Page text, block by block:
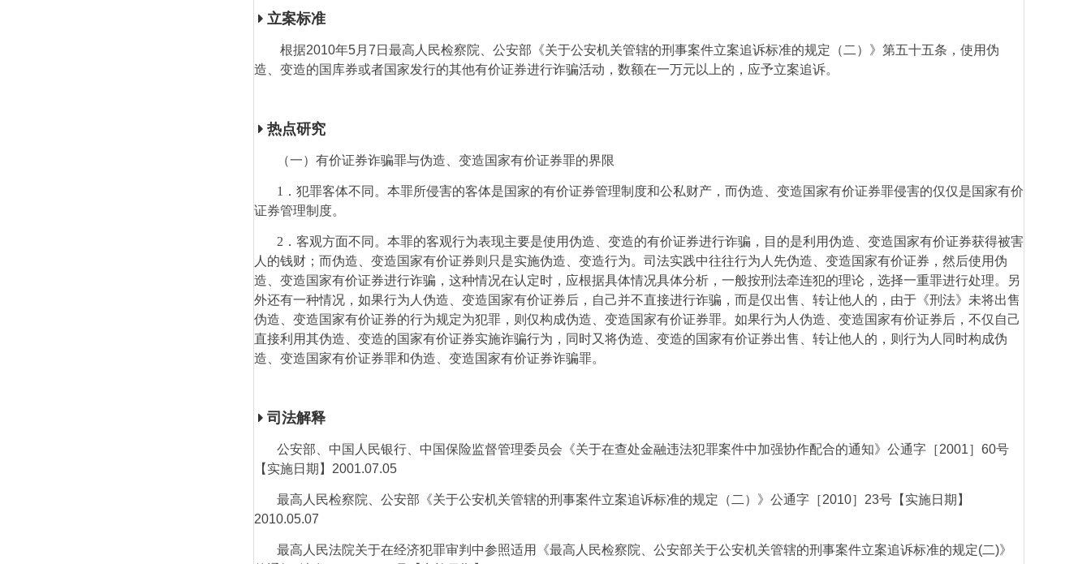
立案标准
根据2010年5月 7 日最高人民检察院、公安部《关于公安机关管辖的刑事案件立案追诉标准的规定（二）》第五十五条，使用伪
造、变造的国库券或者国家发行的其他有价证券进行诈骗活动，数额在一万元以上的，应予立案追诉。
热点研究
（一）有价证券诈骗罪与伪造、变造国家有价证券罪的界限
1 ．犯罪客体不同。本罪所侵害的客体是国家的有价证券管理制度和公私财产，而伪造、变造国家有价证券罪侵害的仅仅是国家有价
证券管理制度。
2 ．客观方面不同。本罪的客观行为表现主要是使用伪造、变造的有价证券进行诈骗，目的是利用伪造、变造国家有价证券获得被害
人的钱财；而伪造、变造国家有价证券则只是实施伪造、变造行为。司法实践中往往行为人先伪造、变造国家有价证券，然后使用伪
造、变造国家有价证券进行诈骗，这种情况在认定时，应根据具体情况具体分析，一般按刑法牵连犯的理论，选择一重罪进行处理。另
外还有一种情况，如果行为人伪造、变造国家有价证券后，自己并不直接进行诈骗，而是仅出售、转让他人的，由于《刑法》未将出售
伪造、变造国家有价证券的行为规定为犯罪，则仅构成伪造、变造国家有价证券罪。如果行为人伪造、变造国家有价证券后，不仅自己
直接利用其伪造、变造的国家有价证券实施诈骗行为，同时又将伪造、变造的国家有价证券出售、转让他人的，则行为人同时构成伪
造、变造国家有价证券罪和伪造、变造国家有价证券诈骗罪。
司法解释
公安部、中国人民银行、中国保险监督管理委员会《关于在查处金融违法犯罪案件中加强协作配合的通知》公通字［2001］ 60号
【实施日期】 2001.07.05
最高人民检察院、公安部《关于公安机关管辖的刑事案件立案追诉标准的规定（二）》公通字［2010］ 23号【实施日期】
2010.05.07
最高人民法院关于在经济犯罪审判中参照适用《最高人民检察院、公安部关于公安机关管辖的刑事案件立案追诉标准的规定(二)》